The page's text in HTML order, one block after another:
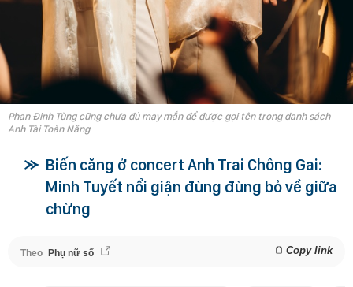
Phan Đinh Tùng cũng chưa đủ may mắn để được gọi tên trong danh sách
Anh Tài Toàn Năng
Biến căng ở concert Anh Trai Chông Gai:
Minh Tuyết nổi giận đùng đùng bỏ về giữa
chừng
Theo Phụ nữ số Copy link